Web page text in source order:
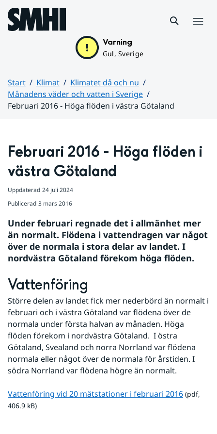
Hoppa till sidans innehåll
Varning
Gul, Sverige
Start Klimat
Klimatet då och nu
Månadens väder och vatten i Sverige
Februari 2016 - Höga flöden i västra Götaland
Februari 2016 - Höga flöden i
västra Götaland
Uppdaterad 24 juli 2024
Publicerad 3 mars 2016
Under februari regnade det i allmänhet mer
än normalt. Flödena i vattendragen var något
över de normala i stora delar av landet. I
nordvästra Götaland förekom höga flöden.
Vattenföring
Större delen av landet fick mer nederbörd än normalt i
februari och i västra Götaland var flödena över de
normala under första halvan av månaden. Höga
flöden förekom i nordvästra Götaland.  I östra
Götaland, Svealand och norra Norrland var flödena
normala eller något över de normala för årstiden. I
södra Norrland var flödena högre än normalt.
Vattenföring vid 20 mätstationer i februari 2016pdf,
(pdf,
406.9 kB)